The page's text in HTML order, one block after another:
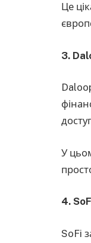
Це
3.
У
4.
SoFi